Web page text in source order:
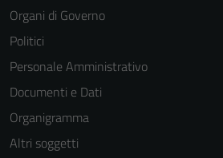
Organi di Governo
Politici
Personale Amministrativo
Documenti e Dati
Organigramma
Altri soggetti